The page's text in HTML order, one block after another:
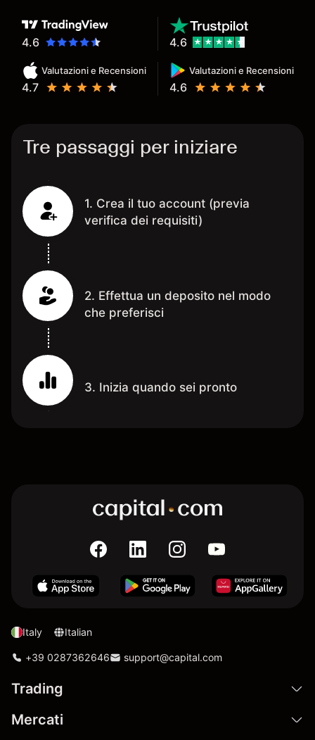
4.6
Valutazioni e Recensioni
4.7
Valutazioni e Recensioni
4.6
4.6
Tre passaggi per iniziare
1. Crea il tuo account (previa
verifica dei requisiti)
2. Effettua un deposito nel modo
che preferisci
3. Inizia quando sei pronto
Italy Italian
+39 0287362646 support@capital.com
Trading
Mercati